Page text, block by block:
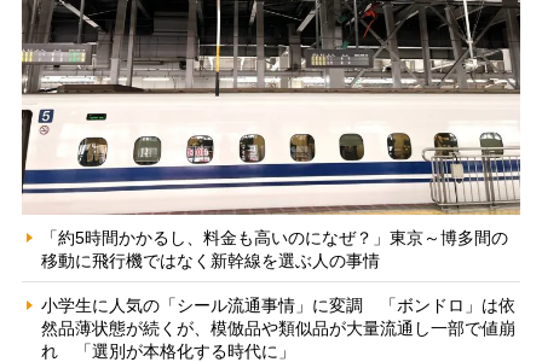
「約5時間かかるし、料金も高いのになぜ？」東京～博多間の
移動に飛行機ではなく新幹線を選ぶ人の事情
小学生に人気の「シール流通事情」に変調 「ボンドロ」は依
然品薄状態が続くが、模倣品や類似品が大量流通し一部で値崩
れ 「選別が本格化する時代に」